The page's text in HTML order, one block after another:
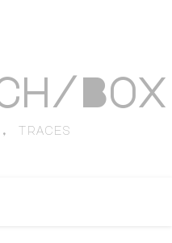
Box
traces